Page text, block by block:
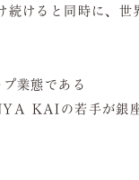
けると同時に、世
業態である
KAIの若手が銀座